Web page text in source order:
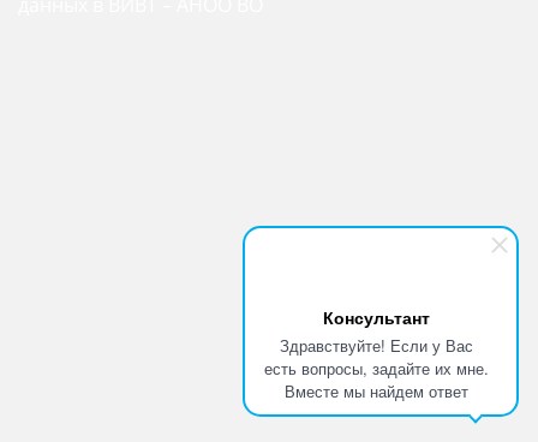
Консультант
Здравствуйте! Если у Вас
есть вопросы, задайте их мне.
Вместе мы найдем ответ